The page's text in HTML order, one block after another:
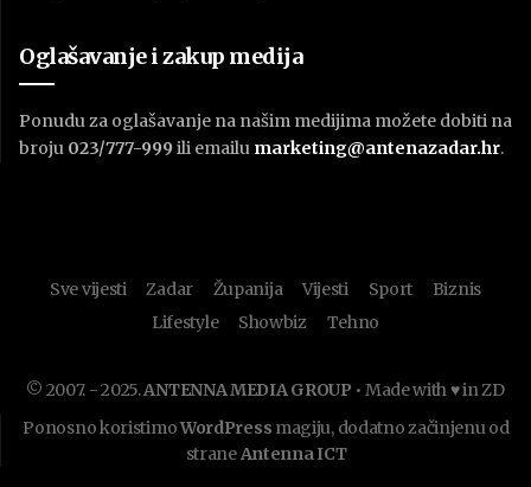
Oglašavanje i zakup medija
Ponudu za oglašavanje na našim medijima možete dobiti na
broju 023/777-999 ili emailu marketing@antenazadar.hr.
Sve vijesti Zadar Županija Vijesti Sport
Biznis
Lifestyle
Showbiz Tehno
© 2007. - 2025.ANTENNA MEDIA GROUP • Made with ♥ in ZD
Ponosno koristimoWordPress magiju, dodatno začinjenu od
straneAntenna ICT